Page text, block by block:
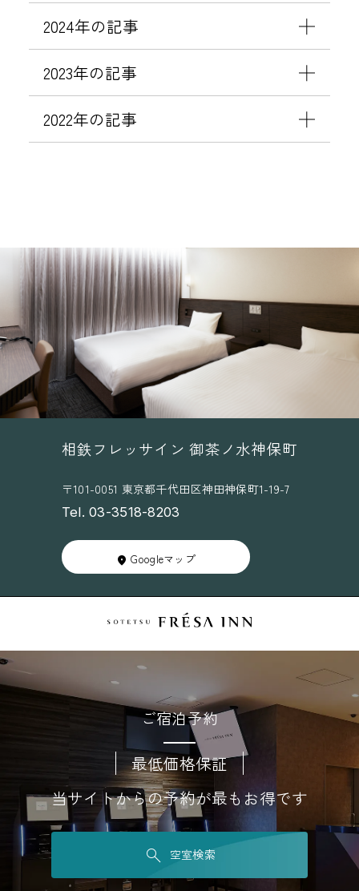
更
の
お
願
い
ー
）
つ
泊
税
」
の
取
扱
い
つ
い
て
2024年の記事
2023年の記事
2022年の記事
相鉄フレッサイン 御茶ノ水神保町
〒101-0051 東京都千代田区神田神保町1-19-7
Tel. 03-3518-8203
Googleマップ
ご宿泊予約
最低価格保証
当サイトからの予約が最もお得です
空室検索